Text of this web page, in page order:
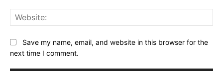
Save my name, email, and website in this browser for the
next time I comment.